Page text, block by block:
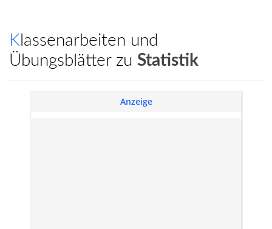
Klassenarbeiten und
Übungsblätter zu Statistik
Anzeige